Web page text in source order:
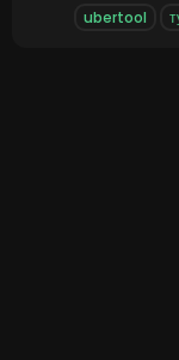
ubertool